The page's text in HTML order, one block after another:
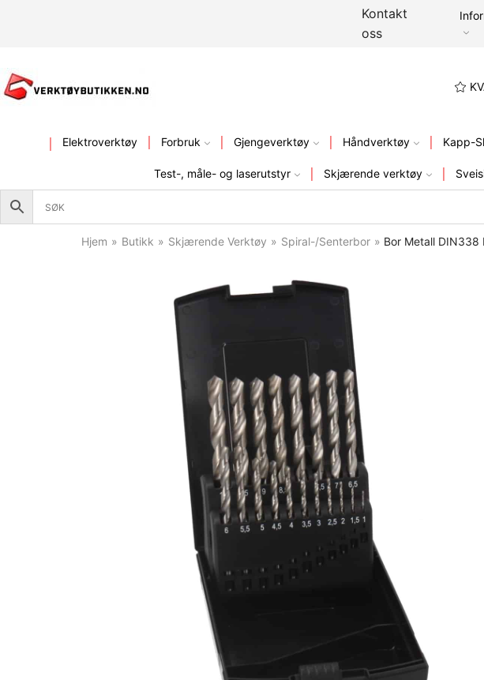
Kontakt
oss
Elektroverktøy Forbruk Gjengeverktøy Håndverktøy Kapp-
Test-, måle- og laserutstyr Skjærende verktøy
Hjem » Butikk » Skjærende Verktøy » Spiral-/Senterbor » Bor Metall DIN338